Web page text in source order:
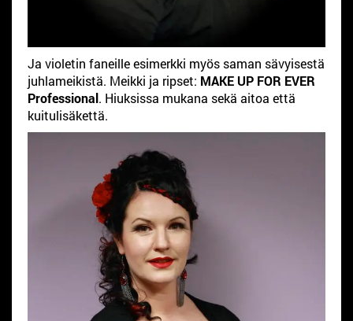
Ja violetin faneille esimerkki myös saman sävyisestä
juhlameikistä. Meikki ja ripset: MAKE UP FOR EVER
Professional. Hiuksissa mukana sekä aitoa että
kuitulisäkettä.